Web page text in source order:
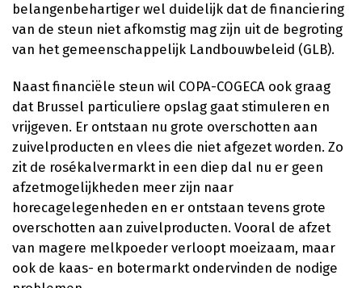
belangenbehartiger wel duidelijk dat de financiering
van de steun niet afkomstig mag zijn uit de begroting
van het gemeenschappelijk Landbouwbeleid (GLB).
Naast financiële steun wil COPA-COGECA ook graag
dat Brussel particuliere opslag gaat stimuleren en
vrijgeven. Er ontstaan nu grote overschotten aan
zuivelproducten en vlees die niet afgezet worden. Zo
zit de rosékalvermarkt in een diep dal nu er geen
afzetmogelijkheden meer zijn naar
horecagelegenheden en er ontstaan tevens grote
overschotten aan zuivelproducten. Vooral de afzet
van magere melkpoeder verloopt moeizaam, maar
ook de kaas- en botermarkt ondervinden de nodige